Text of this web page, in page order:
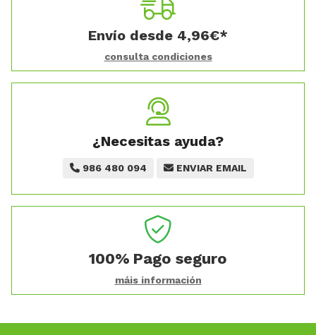
Envío desde 4,96€*
consulta condiciones
¿Necesitas ayuda?
986 480 094 ENVIAR EMAIL
100% Pago seguro
máis información